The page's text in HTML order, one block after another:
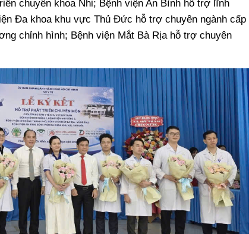
chuyên khoa Nhi; Bệnh viện An Bình hỗ trợ lĩnh
Đa khoa khu vực Thủ Đức hỗ trợ chuyên ngành cấp
chỉnh hình; Bệnh viện Mắt Bà Rịa hỗ trợ chuyên